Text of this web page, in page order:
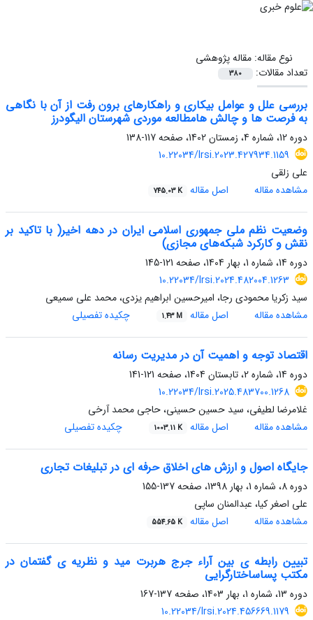
نوع مقاله:مقاله پژوهشی
تعداد مقالات:
380
بررسی علل و عوامل بیکاری و راهکارهای برون رفت از آن با نگاهی
به فرصت ها و چالش هامطالعه موردی شهرستان الیگودرز
دوره 12، شماره 4، زمستان 1402، صفحه
117-138
10.22034/lrsi.2023.427934.1159
علی زلقی
مشاهده مقاله
اصل مقاله 745.03 K
وضعیت نظم ملی جمهوری اسلامی ایران در دهه اخیر( با تاکید بر
نقش و کارکرد شبکه‌های مجازی)
دوره 14، شماره 1، بهار 1404، صفحه
121-145
10.22034/lrsi.2024.482004.1263
سید زکریا محمودی رجا، امیرحسین ابراهیم یزدی، محمد علی سمیعی
مشاهده مقاله
اصل مقاله 1.43 M چکیده تفصیلی
اقتصاد توجه و اهمیت آن در مدیریت رسانه
دوره 14، شماره 2، تابستان 1404، صفحه
121-141
10.22034/lrsi.2025.483700.1268
غلامرضا لطیفی، سید حسین حسینی، حاجی محمد آرخی
مشاهده مقاله
اصل مقاله 1003.11 K چکیده تفصیلی
جایگاه اصول و ارزش های اخلاق حرفه ای در تبلیغات تجاری
دوره 8، شماره 1، بهار 1398، صفحه
137-155
علی اصغر کیا، عبدالمنان ساپی
مشاهده مقاله
اصل مقاله 554.65 K
تبیین رابطه ی بین آراء جرج هربرت مید و نظریه ی گفتمان در
مکتب پساساختارگرایی
دوره 13، شماره 1، بهار 1403، صفحه
137-167
10.22034/lrsi.2024.456669.1179